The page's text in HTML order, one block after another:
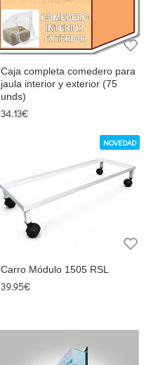
Caja completa comedero para
jaula interior y exterior (75
unds)
34.13€
NOVEDAD
Carro Módulo 1505 RSL
39.95€